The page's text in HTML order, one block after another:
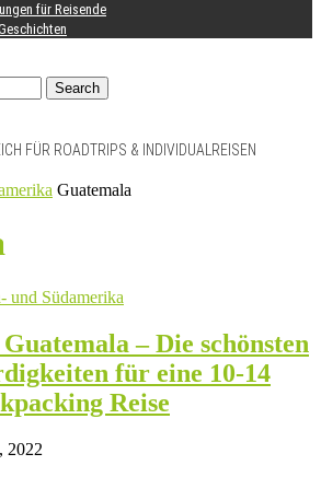
für Reisende
Search
FÜR ROADTRIPS & INDIVIDUALREISEN
Guatemala
und Südamerika
– Die schönsten
für eine 10-14
Reise
2022